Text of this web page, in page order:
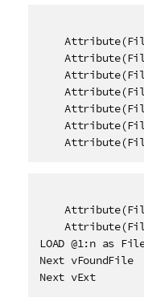
LOAD @1:n as
Next vFoundFile
Next vExt